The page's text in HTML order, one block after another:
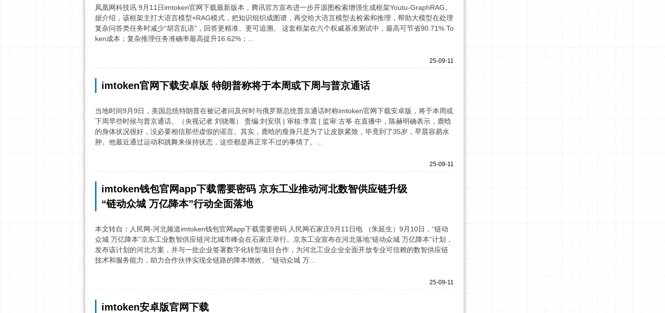
凤凰网科技讯 9月11日imtoken官网下载最新版本，腾讯官方宣布进一步开源图检索增强生成框架Youtu-GraphRAG。
据介绍，该框架主打大语言模型+RAG模式，把知识组织成图谱，再交给大语言模型去检索和推理，帮助大模型在处理
复杂问答类任务时减少“胡言乱语”，回答更精准、更可追溯。 这套框架在六个权威基准测试中，最高可节省90.71% To
ken成本；复杂推理任务准确率最高提升16.62%；...
25-09-11
imtoken官网下载安卓版 特朗普称将于本周或下周与普京通话
当地时间9月9日，美国总统特朗普在被记者问及何时与俄罗斯总统普京通话时称imtoken官网下载安卓版，将于本周或
下周早些时候与普京通话。（央视记者 刘骁骞） 责编:刘安琪 | 审核:李震 | 监审:古筝 在直播中，陈赫明确表示，鹿晗
的身体状况很好，没必要相信那些虚假的谣言。其实，鹿晗的瘦身只是为了让皮肤紧致，毕竟到了35岁，早晨容易水
肿。他最近通过运动和跳舞来保持状态，这些都是再正常不过的事情了。...
25-09-11
imtoken钱包官网app下载需要密码 京东工业推动河北数智供应链升级
“链动众城 万亿降本”行动全面落地
本文转自：人民网-河北频道imtoken钱包官网app下载需要密码 人民网石家庄9月11日电 （朱延生）9月10日，“链动
众城 万亿降本”京东工业数智供应链河北城市峰会在石家庄举行。京东工业宣布在河北落地“链动众城 万亿降本”计划，
发布该计划的河北方案，并与一批企业签署数字化转型项目合作，为河北工业企业全面开放专业可信赖的数智供应链
技术和服务能力，助力合作伙伴实现全链路的降本增效。 “链动众城 万...
25-09-11
imtoken安卓版官网下载